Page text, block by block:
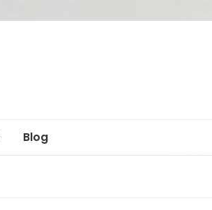
Blog